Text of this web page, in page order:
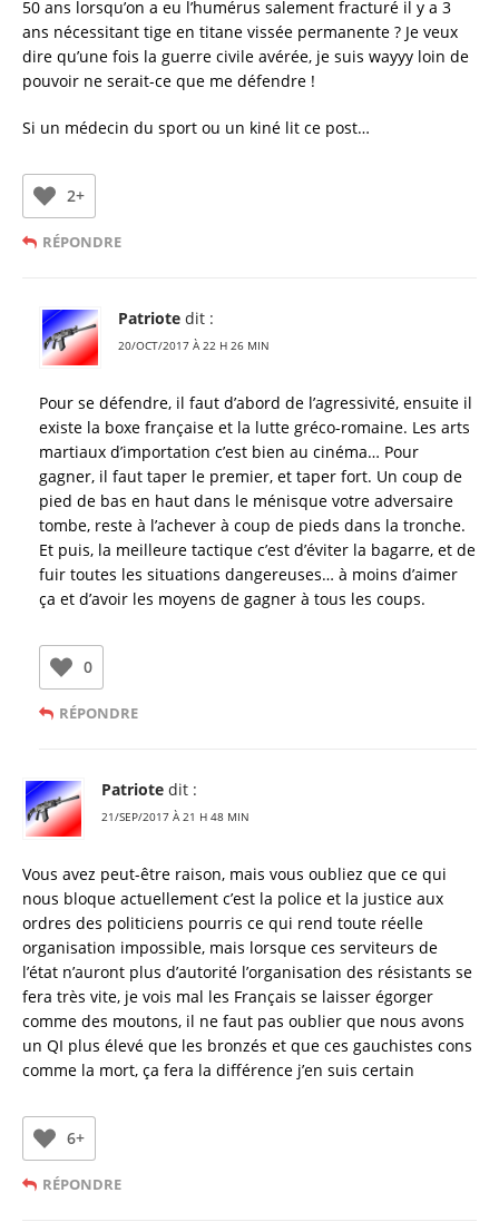
50 ans lorsqu’on a eu l’humérus salement fracturé il y a 3
ans nécessitant tige en titane vissée permanente ? Je veux
dire qu’une fois la guerre civile avérée, je suis wayyy loin de
pouvoir ne serait-ce que me défendre !
Si un médecin du sport ou un kiné lit ce post…
2+
RÉPONDRE
Patriote dit :
20/OCT/2017 À 22 H 26 MIN
Pour se défendre, il faut d’abord de l’agressivité, ensuite il
existe la boxe française et la lutte gréco-romaine. Les arts
martiaux d’importation c’est bien au cinéma… Pour
gagner, il faut taper le premier, et taper fort. Un coup de
pied de bas en haut dans le ménisque votre adversaire
tombe, reste à l’achever à coup de pieds dans la tronche.
Et puis, la meilleure tactique c’est d’éviter la bagarre, et de
fuir toutes les situations dangereuses… à moins d’aimer
ça et d’avoir les moyens de gagner à tous les coups.
0
RÉPONDRE
Patriote dit :
21/SEP/2017 À 21 H 48 MIN
Vous avez peut-être raison, mais vous oubliez que ce qui
nous bloque actuellement c’est la police et la justice aux
ordres des politiciens pourris ce qui rend toute réelle
organisation impossible, mais lorsque ces serviteurs de
l’état n’auront plus d’autorité l’organisation des résistants se
fera très vite, je vois mal les Français se laisser égorger
comme des moutons, il ne faut pas oublier que nous avons
un QI plus élevé que les bronzés et que ces gauchistes cons
comme la mort, ça fera la différence j’en suis certain
6+
RÉPONDRE